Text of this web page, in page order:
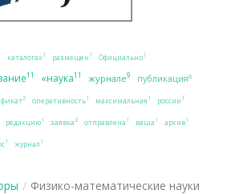
каталогах 1 размещен 1 Официально1
11 «наука11 журнале9 публикация6
2 оперативность1 максимальная 1 россии 1
редакцию1 заявка2 отправлена 1 ваша 1 архив1
1 журнал 1
/ Физико-математические науки